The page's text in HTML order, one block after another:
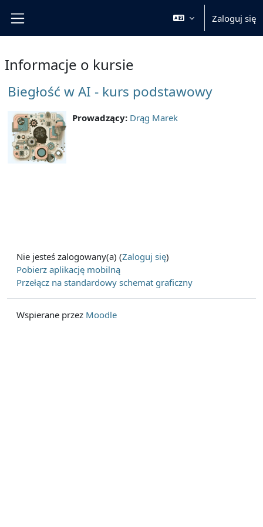
Zaloguj się
Informacje o kursie
Biegłość w AI - kurs podstawowy
Prowadzący: Drąg Marek
Nie jesteś zalogowany(a) (Zaloguj się)
Pobierz aplikację mobilną
Przełącz na standardowy schemat graficzny
Wspierane przez Moodle